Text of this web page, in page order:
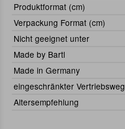
Produktformat (cm)
Verpackung Format (cm)
Nicht geeignet unter
Made by Bartl
Made in Germany
eingeschränkter Vertriebsweg
Altersempfehlung